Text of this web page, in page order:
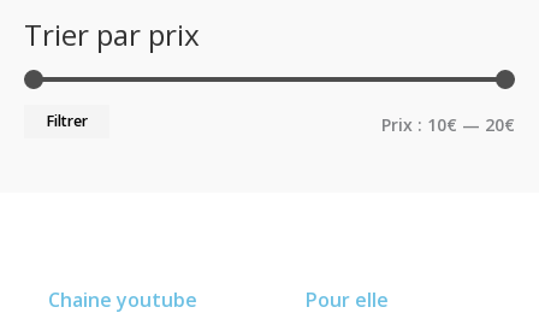
Trier par prix
Filtrer Prix : 10€ — 20€
Pour elle
Chaine youtube